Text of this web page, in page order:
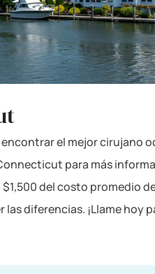
el mejor
para más
del costo promedio
diferencias. ¡Llame hoy